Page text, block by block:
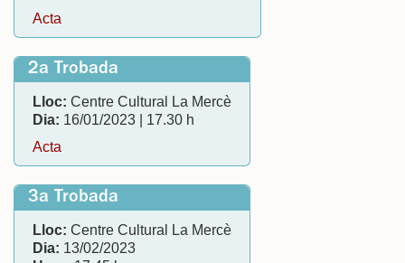
Acta
2a Trobada
Lloc: Centre Cultural La Mercè
Dia: 16/01/2023 | 17.30 h
Acta
3a Trobada
Lloc: Centre Cultural La Mercè
Dia: 13/02/2023